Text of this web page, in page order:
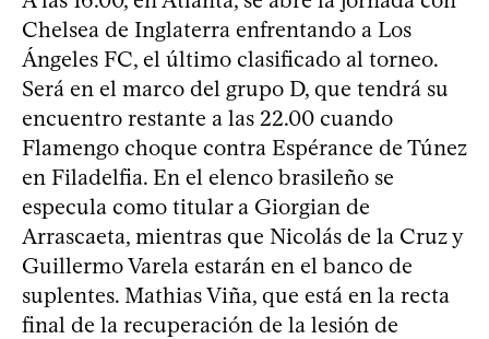
Chelsea de Inglaterra enfrentando a Los
Ángeles FC, el último clasificado al torneo.
Será en el marco del grupo D, que tendrá su
encuentro restante a las 22.00 cuando
Flamengo choque contra Espérance de Túnez
en Filadelfia. En el elenco brasileño se
especula como titular a Giorgian de
Arrascaeta, mientras que Nicolás de la Cruz y
Guillermo Varela estarán en el banco de
suplentes. Mathias Viña, que está en la recta
final de la recuperación de la lesión de